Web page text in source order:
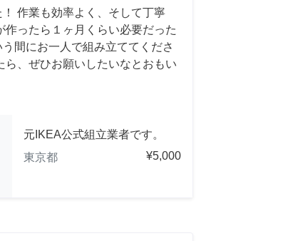
作業も効率よく、そして丁寧
ったら１ヶ月くらい必要だった
間にお一人で組み立ててくださ
ら、ぜひお願いしたいなとおもい
元IKEA公式組立業者です。
東京都
¥5,000